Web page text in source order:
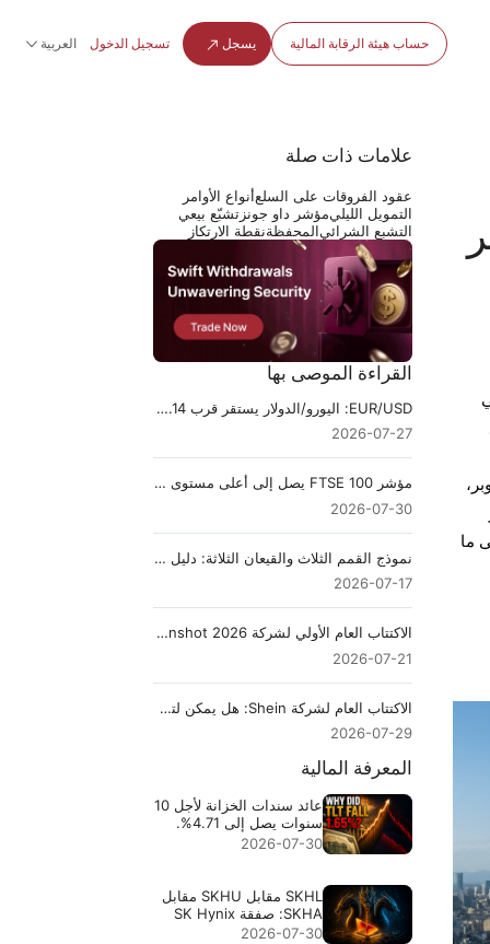
حساب هيئة الرقابة المالية يسجل تسجيل الدخول العربية
النقدية الحاسم لبنك اليابان يومي 29 و30 أكتوبر،
على ما
علامات ذات صلة
عقود الفروقات على السلعأنواع الأوامر
التمويل الليليمؤشر داو جونز تشبّع بيعي
التشبع الشرائيالمحفظةنقطة الارتكاز
القراءة الموصى بها
EUR/USD: اليورو/الدولار يستقر قرب 1.14 قبل قرار الاحتياطي الفيدرالي
2026-07-27
مؤشر FTSE 100 يصل إلى أعلى مستوى قياسي داخل الجلسة عند 10,951 بقيادة أسهم النفط
2026-07-30
نموذج القمم الثلاث والقيعان الثلاثة: دليل الانعكاس
2026-07-17
الاكتتاب العام الأولي لشركة Moonshot 2026: تقييم بقيمة $30B، الجدول الزمني وكيفية الاستثمار
2026-07-21
الاكتتاب العام لشركة Shein: هل يمكن لتقييم بقيمة $50B أن يصمد أمام تحقيق FTC وخسارة بقيمة $99M؟
2026-07-29
المعرفة المالية
عائد سندات الخزانة لأجل 10
سنوات يصل إلى 4.71%.
2026-07-30
SKHL مقابل SKHU مقابل
SKHA: صفقة SK Hynix
ذات الرؤوس الثلاثة
2026-07-30